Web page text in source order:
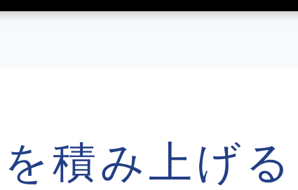
積み上げる